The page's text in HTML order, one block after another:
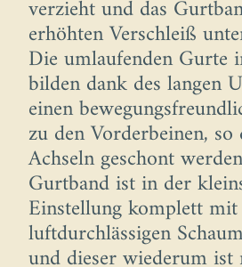
verzieht und das
erhöhten Verschleiß
Die umlaufenden Gurte
bilden dank des langen
einen
zu den Vorderbeinen, so
Achseln geschont
Gurtband ist in der
Einstellung komplett mit
luftdurchlässigen
und dieser wiederum